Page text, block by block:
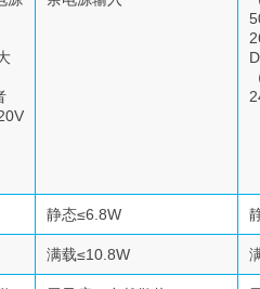
静态≤6.8W
满载≤10.8W